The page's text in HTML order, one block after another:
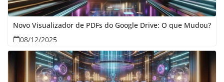
Novo Visualizador de PDFs do Google Drive: O que Mudou?
08/12/2025